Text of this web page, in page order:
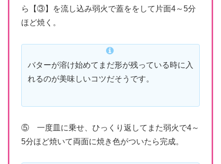
ら【③】を流し込み弱火で蓋ををして片面4～5分
ほど焼く。
バターが溶け始めてまだ形が残っている時に入
れるのが美味しいコツだそうです。
⑤ 一度皿に乗せ、ひっくり返してまた弱火で4～
5分ほど焼いて両面に焼き色がついたら完成。